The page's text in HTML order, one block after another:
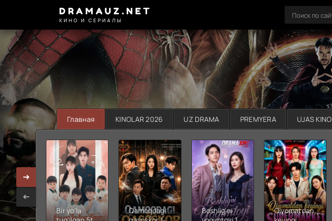
DRAMAUZ.NET
КИНО И СЕРИАЛЫ
Главная KINOLAR 2026 UZ DRAMA PREMYERA UJAS KINO
Bir yo'la
Qamoqdagi
Boshlig'ni
Qiyomatdan